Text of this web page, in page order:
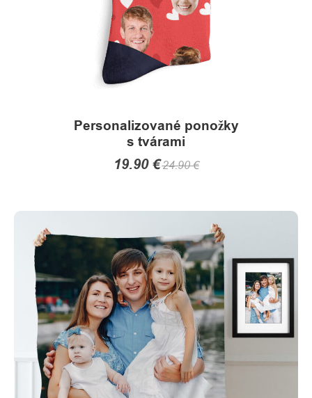
Personalizované ponožky
s tvárami
19.90€24.90€
product
multiple
variants.
The
options
may
be
chosen
on
the